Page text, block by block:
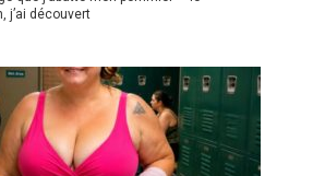
j’ai découvert